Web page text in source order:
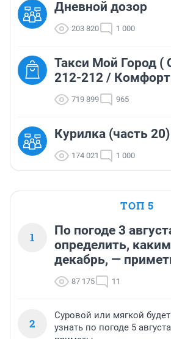
Дневной дозор
203 820 1 000
Такси Мой Город (
212-212 /
719 899 965
Курилка (часть 20)
174 021 1 000
ТОП 5
1
По погоде 3
определить,
декабрь, —
87 175 11
2
Суровой или мягкой
узнать по погоде 5